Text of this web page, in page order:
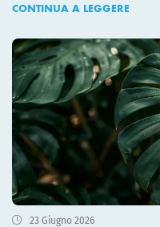
CONTINUA A LEGGERE
23 Giugno 2026